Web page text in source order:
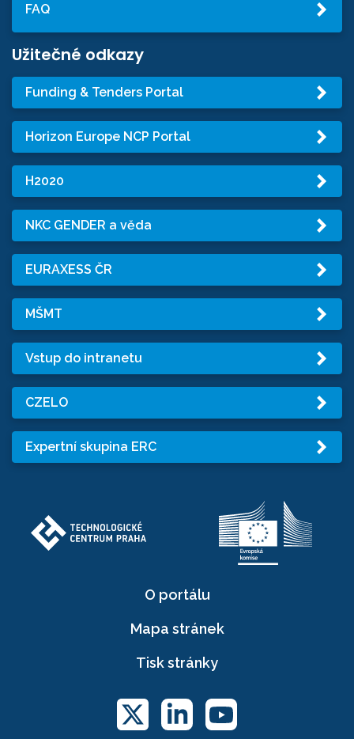
FAQ
Užitečné odkazy
Funding & Tenders Portal
Horizon Europe NCP Portal
H2020
NKC GENDER a věda
EURAXESS ČR
MŠMT
Vstup do intranetu
CZELO
Expertní skupina ERC
O portálu
Mapa stránek
Tisk stránky